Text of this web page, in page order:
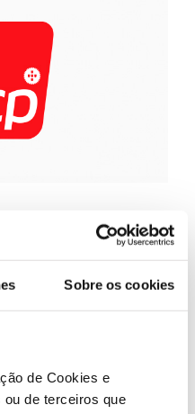
Sobre os cookies
de Cookies e
de terceiros que
na sequência do
o IMT delibere o
da condução.
de Exames não
continuam a ser
podem ser